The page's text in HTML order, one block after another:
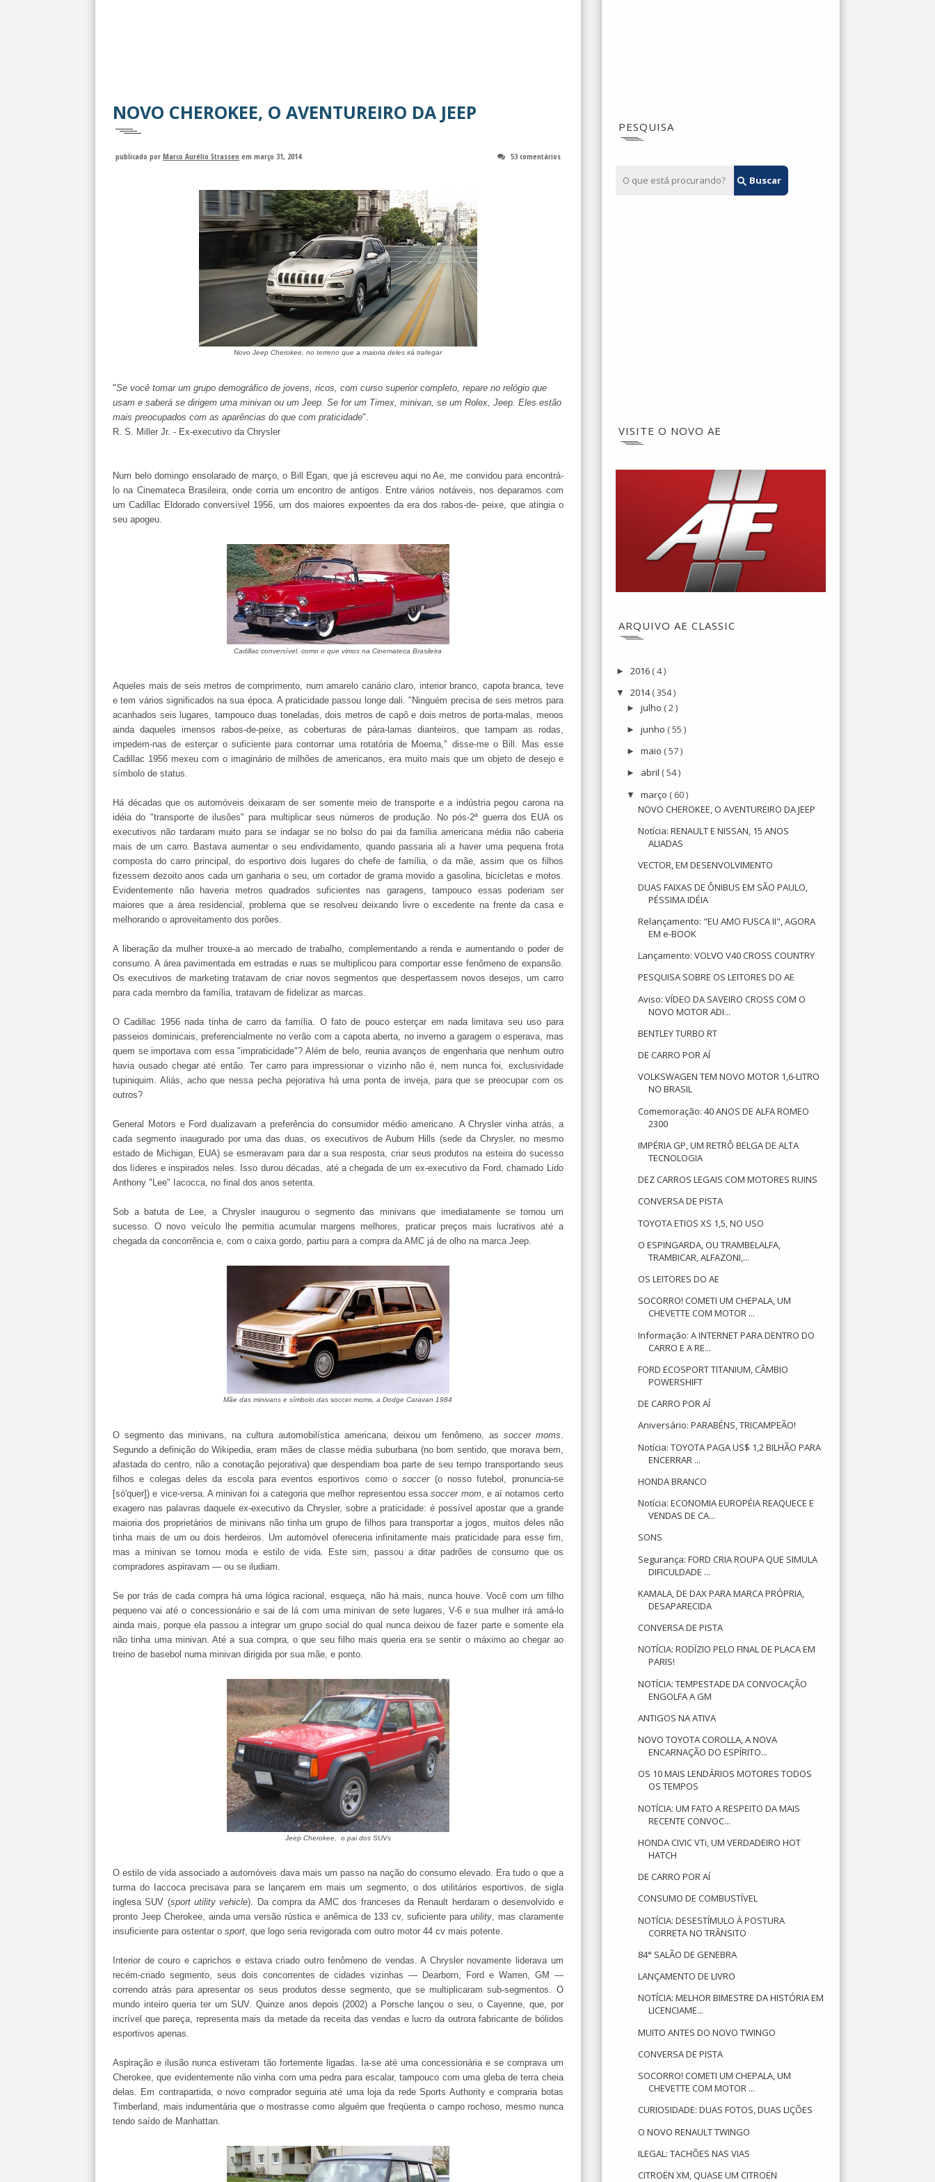
NOVO CHEROKEE, O AVENTUREIRO DA JEEP
publicado por Marco Aurélio Strassen em março 31, 2014 53 comentários
Novo Jeep Cherokee, no terreno que a maioria deles irá trafegar
"Se você tomar um grupo demográfico de jovens, ricos, com curso superior completo, repare no relógio que
usam e saberá se dirigem uma minivan ou um Jeep. Se for um Timex, minivan, se um Rolex, Jeep. Eles estão
mais preocupados com as aparências do que com praticidade".
R. S. Miller Jr. - Ex-executivo da Chrysler
Num belo domingo ensolarado de março, o Bill Egan, que já escreveu aqui no Ae, me convidou para encontrá-
lo na Cinemateca Brasileira, onde corria um encontro de antigos. Entre vários notáveis, nos deparamos com
um Cadillac Eldorado conversível 1956, um dos maiores expoentes da era dos rabos-de- peixe, que atingia o
seu apogeu.
Cadillac conversível, como o que vimos na Cinemateca Brasileira
Aqueles mais de seis metros de comprimento, num amarelo canário claro, interior branco, capota branca, teve
e tem vários significados na sua época. A praticidade passou longe dali. "Ninguém precisa de seis metros para
acanhados seis lugares, tampouco duas toneladas, dois metros de capô e dois metros de porta-malas, menos
ainda daqueles imensos rabos-de-peixe, as coberturas de pára-lamas dianteiros, que tampam as rodas,
impedem-nas de esterçar o suficiente para contornar uma rotatória de Moema," disse-me o Bill. Mas esse
Cadillac 1956 mexeu com o imaginário de milhões de americanos, era muito mais que um objeto de desejo e
símbolo de status.
Há décadas que os automóveis deixaram de ser somente meio de transporte e a indústria pegou carona na
idéia do "transporte de ilusões" para multiplicar seus números de produção. No pós-2ª guerra dos EUA os
executivos não tardaram muito para se indagar se no bolso do pai da família americana média não caberia
mais de um carro. Bastava aumentar o seu endividamento, quando passaria ali a haver uma pequena frota
composta do carro principal, do esportivo dois lugares do chefe de família, o da mãe, assim que os filhos
fizessem dezoito anos cada um ganharia o seu, um cortador de grama movido a gasolina, bicicletas e motos.
Evidentemente não haveria metros quadrados suficientes nas garagens, tampouco essas poderiam ser
maiores que a área residencial, problema que se resolveu deixando livre o excedente na frente da casa e
melhorando o aproveitamento dos porões.
A liberação da mulher trouxe-a ao mercado de trabalho, complementando a renda e aumentando o poder de
consumo. A área pavimentada em estradas e ruas se multiplicou para comportar esse fenômeno de expansão.
Os executivos de marketing tratavam de criar novos segmentos que despertassem novos desejos, um carro
para cada membro da família, tratavam de fidelizar as marcas.
O Cadillac 1956 nada tinha de carro da família. O fato de pouco esterçar em nada limitava seu uso para
passeios dominicais, preferencialmente no verão com a capota aberta, no inverno a garagem o esperava, mas
quem se importava com essa "impraticidade"? Além de belo, reunia avanços de engenharia que nenhum outro
havia ousado chegar até então. Ter carro para impressionar o vizinho não é, nem nunca foi, exclusividade
tupiniquim. Aliás, acho que nessa pecha pejorativa há uma ponta de inveja, para que se preocupar com os
outros?
General Motors e Ford dualizavam a preferência do consumidor médio americano. A Chrysler vinha atrás, a
cada segmento inaugurado por uma das duas, os executivos de Auburn Hills (sede da Chrysler, no mesmo
estado de Michigan, EUA) se esmeravam para dar a sua resposta, criar seus produtos na esteira do sucesso
dos líderes e inspirados neles. Isso durou décadas, até a chegada de um ex-executivo da Ford, chamado Lido
Anthony "Lee" Iacocca, no final dos anos setenta.
Sob a batuta de Lee, a Chrysler inaugurou o segmento das minivans que imediatamente se tornou um
sucesso. O novo veículo lhe permitia acumular margens melhores, praticar preços mais lucrativos até a
chegada da concorrência e, com o caixa gordo, partiu para a compra da AMC já de olho na marca Jeep.
Mãe das minivans e símbolo dassoccer moms , a Dodge Caravan 1984
O segmento das minivans, na cultura automobilística americana, deixou um fenômeno, as soccer moms
Segundo a definição do Wikipedia, eram mães de classe média suburbana (no bom sentido, que morava bem,
afastada do centro, não a conotação pejorativa) que despendiam boa parte de seu tempo transportando seus
filhos e colegas deles da escola para eventos esportivos como osoccer (o nosso futebol, pronuncia-se
[só'quer]) e vice-versa. A minivan foi a categoria que melhor representou essasoccer mom, e aí notamos certo
exagero nas palavras daquele ex-executivo da Chrysler, sobre a praticidade: é possível apostar que a grande
maioria dos proprietários de minivans não tinha um grupo de filhos para transportar a jogos, muitos deles não
tinha mais de um ou dois herdeiros. Um automóvel ofereceria infinitamente mais praticidade para esse fim,
mas a minivan se tornou moda e estilo de vida. Este sim, passou a ditar padrões de consumo que os
compradores aspiravam — ou se iludiam.
Se por trás de cada compra há uma lógica racional, esqueça, não há mais, nunca houve. Você com um filho
pequeno vai até o concessionário e sai de lá com uma minivan de sete lugares, V-6 e sua mulher irá amá-lo
ainda mais, porque ela passou a integrar um grupo social do qual nunca deixou de fazer parte e somente ela
não tinha uma minivan. Até a sua compra, o que seu filho mais queria era se sentir o máximo ao chegar ao
treino de basebol numa minivan dirigida por sua mãe, e ponto.
Jeep Cherokee, o pai dos SUVs
O estilo de vida associado a automóveis dava mais um passo na nação do consumo elevado. Era tudo o que a
turma do Iaccoca precisava para se lançarem em mais um segmento, o dos utilitários esportivos, de sigla
inglesa SUV (sport utility vehicle). Da compra da AMC dos franceses da Renault herdaram o desenvolvido e
pronto Jeep Cherokee, ainda uma versão rústica e anêmica de 133 cv, suficiente para utility, mas claramente
insuficiente para ostentar o sport, que logo seria revigorada com outro motor 44 cv mais potente.
Interior de couro e caprichos e estava criado outro fenômeno de vendas. A Chrysler novamente liderava um
recém-criado segmento, seus dois concorrentes de cidades vizinhas — Dearborn, Ford e Warren, GM —
correndo atrás para apresentar os seus produtos desse segmento, que se multiplicaram sub-segmentos. O
mundo inteiro queria ter um SUV. Quinze anos depois (2002) a Porsche lançou o seu, o Cayenne, que, por
incrível que pareça, representa mais da metade da receita das vendas e lucro da outrora fabricante de bólidos
esportivos apenas.
Aspiração e ilusão nunca estiveram tão fortemente ligadas. Ia-se até uma concessionária e se comprava um
Cherokee, que evidentemente não vinha com uma pedra para escalar, tampouco com uma gleba de terra cheia
delas. Em contrapartida, o novo comprador seguiria até uma loja da rede Sports Authority e compraria botas
Timberland, mais indumentária que o mostrasse como alguém que freqüenta o campo rochoso, mesmo nunca
tendo saído de Manhattan.
PESQUISA
VISITE O NOVO AE
ARQUIVO AE CLASSIC
► 2016 ( 4 )
▼ 2014( 354 )
►julho ( 2 )
►junho ( 55 )
►maio ( 57 )
► abril ( 54 )
▼março ( 60 )
NOVO CHEROKEE, O AVENTUREIRO DA JEEP
Notícia: RENAULT E NISSAN, 15 ANOS
ALIADAS
VECTOR, EM DESENVOLVIMENTO
DUAS FAIXAS DE ÔNIBUS EM SÃO PAULO,
PÉSSIMA IDÉIA
Relançamento: "EU AMO FUSCA II", AGORA
EM e-BOOK
Lançamento: VOLVO V40 CROSS COUNTRY
PESQUISA SOBRE OS LEITORES DO AE
Aviso: VÍDEO DA SAVEIRO CROSS COM O
NOVO MOTOR ADI...
BENTLEY TURBO RT
DE CARRO POR AÍ
VOLKSWAGEN TEM NOVO MOTOR 1,6-LITRO
NO BRASIL
Comemoração: 40 ANOS DE ALFA ROMEO
2300
IMPÉRIA GP, UM RETRÔ BELGA DE ALTA
TECNOLOGIA
DEZ CARROS LEGAIS COM MOTORES RUINS
CONVERSA DE PISTA
TOYOTA ETIOS XS 1,5, NO USO
O ESPINGARDA, OU TRAMBELALFA,
TRAMBICAR, ALFAZONI,...
OS LEITORES DO AE
SOCORRO! COMETI UM CHEPALA, UM
CHEVETTE COM MOTOR ...
Informação: A INTERNET PARA DENTRO DO
CARRO E A RE...
FORD ECOSPORT TITANIUM, CÂMBIO
POWERSHIFT
DE CARRO POR AÍ
Aniversário: PARABÉNS, TRICAMPEÃO!
Notícia: TOYOTA PAGA US$ 1,2 BILHÃO PARA
ENCERRAR ...
HONDA BRANCO
Notícia: ECONOMIA EUROPÉIA REAQUECE E
VENDAS DE CA...
SONS
Segurança: FORD CRIA ROUPA QUE SIMULA
DIFICULDADE ...
KAMALA, DE DAX PARA MARCA PRÓPRIA,
DESAPARECIDA
CONVERSA DE PISTA
NOTÍCIA: RODÍZIO PELO FINAL DE PLACA EM
PARIS!
NOTÍCIA: TEMPESTADE DA CONVOCAÇÃO
ENGOLFA A GM
ANTIGOS NA ATIVA
NOVO TOYOTA COROLLA, A NOVA
ENCARNAÇÃO DO ESPÍRITO...
OS 10 MAIS LENDÁRIOS MOTORES TODOS
OS TEMPOS
NOTÍCIA: UM FATO A RESPEITO DA MAIS
RECENTE CONVOC...
HONDA CIVIC VTi, UM VERDADEIRO HOT
HATCH
DE CARRO POR AÍ
CONSUMO DE COMBUSTÍVEL
NOTÍCIA: DESESTÍMULO À POSTURA
CORRETA NO TRÂNSITO
84° SALÃO DE GENEBRA
LANÇAMENTO DE LIVRO
NOTÍCIA: MELHOR BIMESTRE DA HISTÓRIA EM
LICENCIAME...
MUITO ANTES DO NOVO TWINGO
CONVERSA DE PISTA
SOCORRO! COMETI UM CHEPALA, UM
CHEVETTE COM MOTOR ...
CURIOSIDADE: DUAS FOTOS, DUAS LIÇÕES
O NOVO RENAULT TWINGO
ILEGAL: TACHÕES NAS VIAS
CITROËN XM, QUASE UM CITROËN